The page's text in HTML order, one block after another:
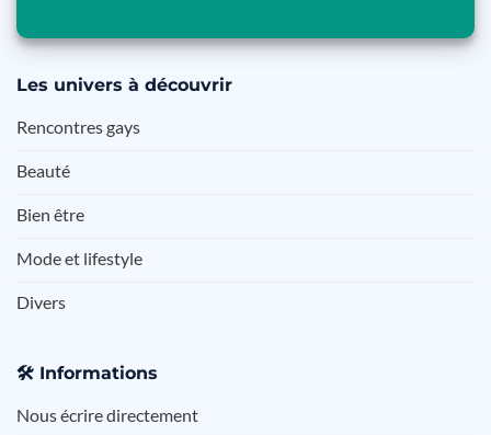
Les univers à découvrir
Rencontres gays
Beauté
Bien être
Mode et lifestyle
Divers
🛠️ Informations
Nous écrire directement